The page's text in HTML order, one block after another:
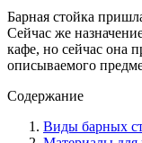
Барная стойка
Сейчас же
кафе, но сейчас она
описываемого
Содержание
Виды барных